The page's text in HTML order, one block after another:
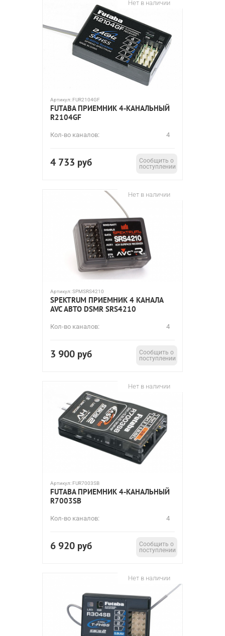
Нет в наличии
Артикул: FUR2104GF
FUTABA ПРИЕМНИК 4-КАНАЛЬНЫЙ
R2104GF
Кол-во каналов: 4
4 733 руб
Сообщить о
поступлении
Нет в наличии
Артикул:SPMSRS4210
SPEKTRUM ПРИЕМНИК 4 КАНАЛА
AVC АВТО DSMR SRS4210
Кол-во каналов: 4
3 900 руб
Сообщить о
поступлении
Нет в наличии
Артикул: FUR7003SB
FUTABA ПРИЕМНИК 4-КАНАЛЬНЫЙ
R7003SB
Кол-во каналов: 4
6 920 руб
Сообщить о
поступлении
Нет в наличии